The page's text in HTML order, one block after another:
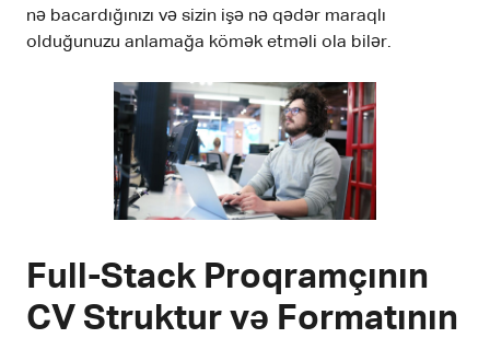
nə bacardığınızı və sizin işə nə qədər maraqlı
olduğunuzu anlamağa kömək etməli ola bilər.
Full-Stack Proqramçının
CV Struktur və Formatının